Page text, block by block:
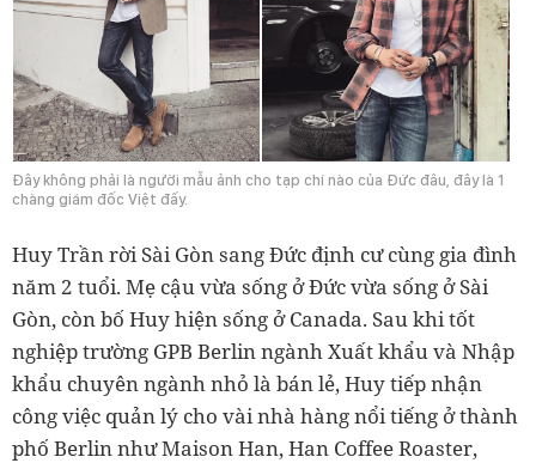
Đây không phải là người mẫu ảnh cho tạp chí nào của Đức đâu, đây là 1
chàng giám đốc Việt đấy.
Huy Trần rời Sài Gòn sang Đức định cư cùng gia đình
năm 2 tuổi. Mẹ cậu vừa sống ở Đức vừa sống ở Sài
Gòn, còn bố Huy hiện sống ở Canada. Sau khi tốt
nghiệp trường GPB Berlin ngành Xuất khẩu và Nhập
khẩu chuyên ngành nhỏ là bán lẻ, Huy tiếp nhận
công việc quản lý cho vài nhà hàng nổi tiếng ở thành
phố Berlin như Maison Han, Han Coffee Roaster,